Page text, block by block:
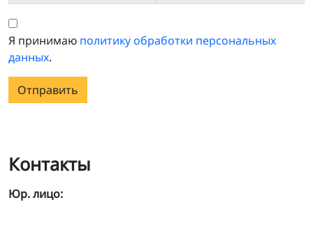
Я принимаю политику обработки персональных
данных.
Отправить
Контакты
Юр. лицо: